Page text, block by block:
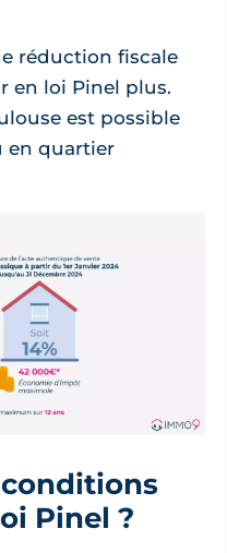
réduction fiscale
en loi Pinel plus.
est possible
en quartier
Pinel ?